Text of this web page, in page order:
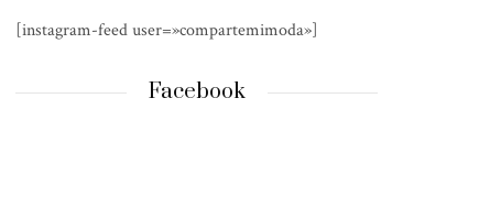
[instagram-feed user=»compartemimoda»]
Facebook